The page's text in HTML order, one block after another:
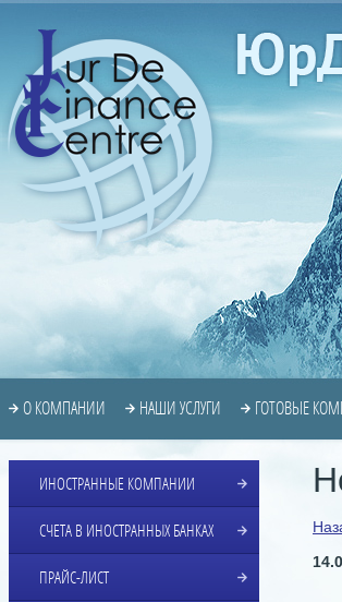
О КОМПАНИИ НАШИ УСЛУГИ ГОТОВЫЕ
ИНОСТРАННЫЕ КОМПАНИИ
СЧЕТА В ИНОСТРАННЫХ БАНКАХ
ПРАЙС-ЛИСТ